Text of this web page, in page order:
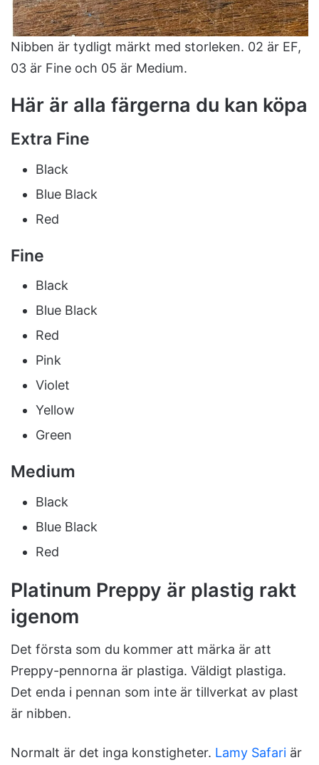
Nibben är tydligt märkt med storleken. 02 är EF,
03 är Fine och 05 är Medium.
Här är alla färgerna du kan köpa
Extra Fine
Black
Blue Black
Red
Fine
Black
Blue Black
Red
Pink
Violet
Yellow
Green
Medium
Black
Blue Black
Red
Platinum Preppy är plastig rakt
igenom
Det första som du kommer att märka är att
Preppy-pennorna är plastiga. Väldigt plastiga.
Det enda i pennan som inte är tillverkat av plast
är nibben.
Normalt är det inga konstigheter. Lamy Safari är